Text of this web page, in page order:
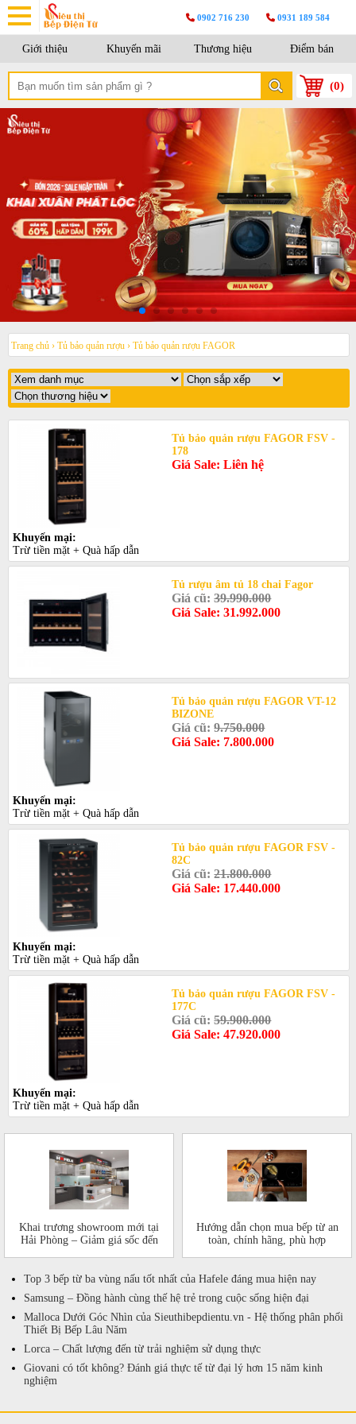
0902 716 230 0931 189 584
Giới thiệu Khuyến mãi Thương hiệu Điểm bán
(0)
Trang chủ › Tủ bảo quản rượu › Tủ bảo quản rượu FAGOR
Tủ bảo quản rượu FAGOR FSV -
178
Giá Sale: Liên hệ
Khuyến mại:
Trừ tiền mặt + Quà hấp dẫn
Tủ rượu âm tủ 18 chai Fagor
Giá cũ:39.990.000
Giá Sale: 31.992.000
Tủ bảo quản rượu FAGOR VT-12
BIZONE
Giá cũ:9.750.000
Giá Sale: 7.800.000
Khuyến mại:
Trừ tiền mặt + Quà hấp dẫn
Tủ bảo quản rượu FAGOR FSV -
82C
Giá cũ:21.800.000
Giá Sale: 17.440.000
Khuyến mại:
Trừ tiền mặt + Quà hấp dẫn
Tủ bảo quản rượu FAGOR FSV -
177C
Giá cũ:59.900.000
Giá Sale: 47.920.000
Khuyến mại:
Trừ tiền mặt + Quà hấp dẫn
Khai trương showroom mới tại
Hải Phòng – Giảm giá sốc đến
Hướng dẫn chọn mua bếp từ an
toàn, chính hãng, phù hợp
Top 3 bếp từ ba vùng nấu tốt nhất của Hafele đáng mua hiện nay
Samsung – Đồng hành cùng thế hệ trẻ trong cuộc sống hiện đại
Malloca Dưới Góc Nhìn của Sieuthibepdientu.vn - Hệ thống phân phối
Thiết Bị Bếp Lâu Năm
Lorca – Chất lượng đến từ trải nghiệm sử dụng thực
Giovani có tốt không? Đánh giá thực tế từ đại lý hơn 15 năm kinh
nghiệm